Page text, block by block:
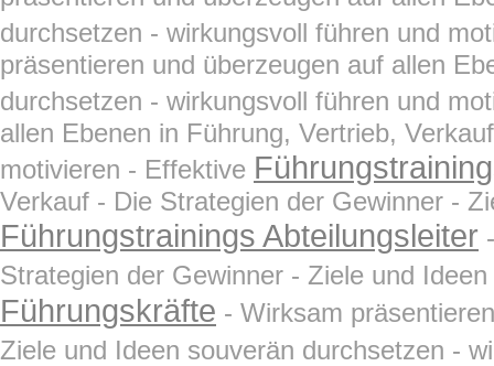
durchsetzen - wirkungsvoll führen und
präsentieren und überzeugen auf allen
durchsetzen - wirkungsvoll führen und
allen Ebenen in Führung, Vertrieb,
motivieren - Effektive
Verkauf - Die Strategien der Gewinner -
Führungstrainings Abteilungsleiter
Strategien der Gewinner - Ziele und
Führungskräfte - Wirksam
Ziele und Ideen souverän durchsetzen -